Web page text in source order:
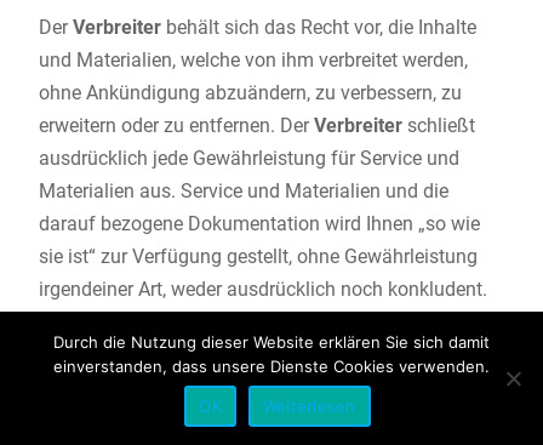
DerVerbreiterbehält sich das Recht vor, die Inhalte
und Materialien, welche von ihm verbreitet werden,
ohne Ankündigung abzuändern, zu verbessern, zu
erweitern oder zu entfernen. DerVerbreiterschließt
ausdrücklich jede Gewährleistung für Service und
Materialien aus. Service und Materialien und die
darauf bezogene Dokumentation wird Ihnen „so wie
sie ist“ zur Verfügung gestellt, ohne Gewährleistung
irgendeiner Art, weder ausdrücklich noch konkludent.
Gewährleistungen der Tauglichkeit, der Eignung für
einen bestimmten Zweck oder des Nichtbestehens
einer Rechtsverletzung.
Durch die Nutzung dieser Website erklären Sie sich damit
einverstanden, dass unsere Dienste Cookies verwenden.
OK Weiterlesen